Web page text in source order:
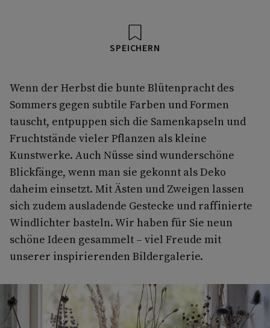
SPEICHERN
Wenn der Herbst die bunte Blütenpracht des
Sommers gegen subtile Farben und Formen
tauscht, entpuppen sich die Samenkapseln und
Fruchtstände vieler Pflanzen als kleine
Kunstwerke. Auch Nüsse sind wunderschöne
Blickfänge, wenn man sie gekonnt als Deko
daheim einsetzt. Mit Ästen und Zweigen lassen
sich zudem ausladende Gestecke und raffinierte
Windlichter basteln. Wir haben für Sie neun
schöne Ideen gesammelt – viel Freude mit
unserer inspirierenden Bildergalerie.